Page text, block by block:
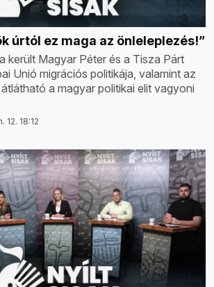
úrtól ez maga az önleleplezés!”
került Magyar Péter és a Tisza Párt
Unió migrációs politikája, valamint az
a magyar politikai elit vagyoni
12. 18:12